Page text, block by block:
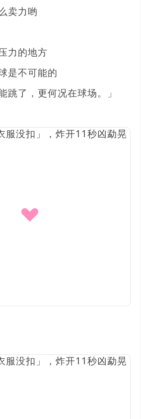
卖力哟
力的地方
是不可能的
跳了，更何况在球场。」